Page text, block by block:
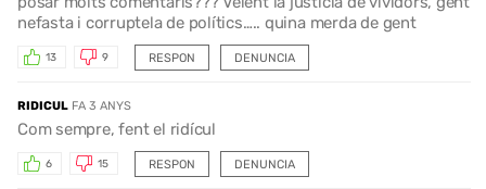
nefasta i corruptela de polítics….. quina merda de gent
RESPON
13 9 DENUNCIA
RIDICUL FA 3 ANYS
Com sempre, fent el ridícul
RESPON
6 15 DENUNCIA